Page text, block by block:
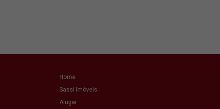
Home
Sassi Imóveis
Alugar